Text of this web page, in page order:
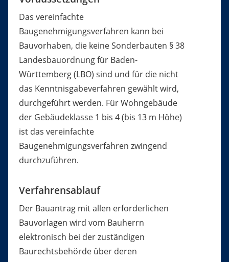
Das vereinfachte
Baugenehmigungsverfahren kann bei
Bauvorhaben, die keine Sonderbauten § 38
Landesbauordnung für Baden-
Württemberg (LBO) sind und für die nicht
das Kenntnisgabeverfahren gewählt wird,
durchgeführt werden. Für Wohngebäude
der Gebäudeklasse 1 bis 4 (bis 13 m Höhe)
ist das vereinfachte
Baugenehmigungsverfahren zwingend
durchzuführen.
Verfahrensablauf
Der Bauantrag mit allen erforderlichen
Bauvorlagen wird vom Bauherrn
elektronisch bei der zuständigen
Baurechtsbehörde über deren